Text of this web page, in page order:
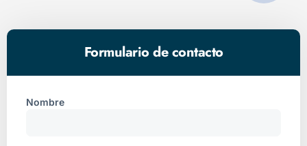
Formulario de contacto
Nombre